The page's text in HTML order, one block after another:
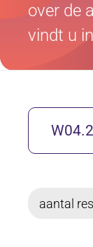
over de
vindt u
zoekterm
aantal